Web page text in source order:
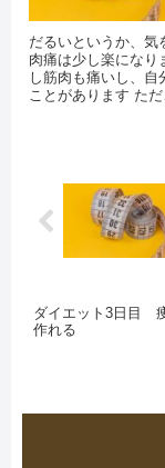
だるいというか、気
肉痛は少し楽になり
し筋肉も痛いし、
ことがあります ただ
ダイエット3日目
作れる